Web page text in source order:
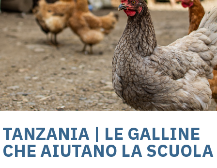
TANZANIA | LE GALLINE
CHE AIUTANO LA SCUOLA